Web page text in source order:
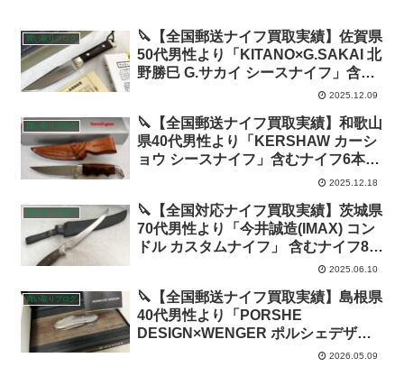
買い取りブログ
🔪【全国郵送ナイフ買取実績】佐賀県
50代男性より「KITANO×G.SAKAI 北
野勝巳 G.サカイ シースナイフ」含む
ナイフ8本を59,000円で高価買取！
2025.12.09
買い取りブログ
🔪【全国郵送ナイフ買取実績】和歌山
県40代男性より「KERSHAW カーシ
ョウ シースナイフ」含むナイフ6本を
2025.12.18
買い取りブログ
🔪【全国対応ナイフ買取実績】茨城県
70代男性より「今井誠造(IMAX) コン
ドル カスタムナイフ」 含むナイフ8本
を29,500円(一本あたり3,600円)で高
ら!お客様デメリット一切無しの理由
をチェック！
2025.06.10
買い取りブログ
🔪【全国郵送ナイフ買取実績】島根県
40代男性より「PORSHE
DESIGN×WENGER ポルシェデザイ
ン×ウェンガー マルチツールナイフ」
2026.05.09